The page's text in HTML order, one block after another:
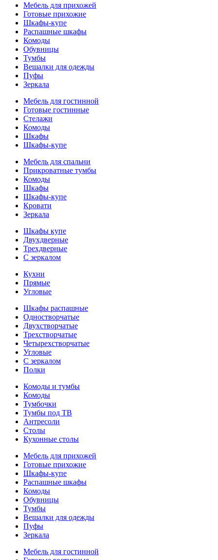
Мебель для прихожей
Готовые прихожие
Шкафы-купе
Распашные шкафы
Комоды
Обувницы
Тумбы
Вешалки для одежды
Пуфы
Зеркала
Мебель для гостинной
Готовые гостинные
Стелажи
Комоды
Шкафы
Шкафы-купе
Мебель для спальни
Прикроватные тумбы
Комоды
Шкафы
Шкафы-купе
Кровати
Зеркала
Шкафы купе
Двухдверные
Трехдверные
С зеркалом
Кухни
Прямые
Угловые
Шкафы распашные
Одностворчатые
Двухстворчатые
Трехстворчатые
Четырехстворчатые
Угловые
С зеркалом
Полки
Комоды и тумбы
Комоды
Тумбочки
Тумбы под ТВ
Антресоли
Столы
Кухонные столы
Мебель для прихожей
Готовые прихожие
Шкафы-купе
Распашные шкафы
Комоды
Обувницы
Тумбы
Вешалки для одежды
Пуфы
Зеркала
Мебель для гостинной